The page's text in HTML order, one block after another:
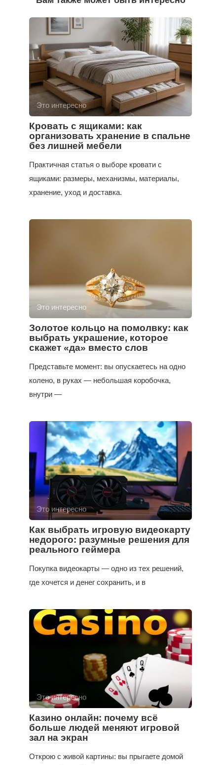
Это интересно
Кровать с ящиками: как
организовать хранение в спальне
без лишней мебели
Практичная статья о выборе кровати с
ящиками: размеры, механизмы, материалы,
хранение, уход и доставка.
Это интересно
Золотое кольцо на помолвку: как
выбрать украшение, которое
скажет «да» вместо слов
Представьте момент: вы опускаетесь на одно
колено, в руках — небольшая коробочка,
внутри —
Это интересно
Как выбрать игровую видеокарту
недорого: разумные решения для
реального геймера
Покупка видеокарты — одно из тех решений,
где хочется и денег сохранить, и в
Это интересно
Казино онлайн: почему всё
больше людей меняют игровой
зал на экран
Открою с живой картины: вы прыгаете домой